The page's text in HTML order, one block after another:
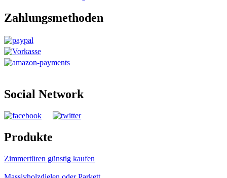
Zahlungsmethoden
Social Network
Produkte
Zimmertüren günstig kaufen